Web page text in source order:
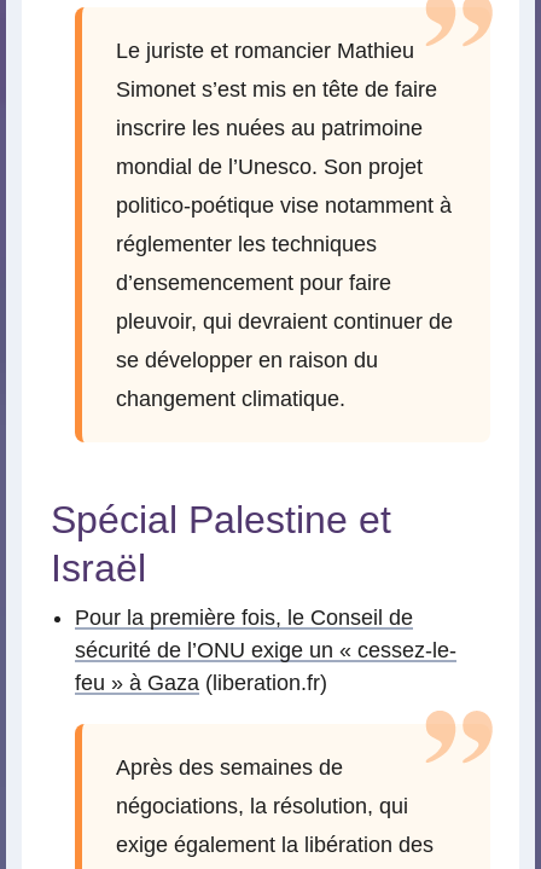
Le juriste et romancier Mathieu
Simonet s’est mis en tête de faire
inscrire les nuées au patrimoine
mondial de l’Unesco. Son projet
politico-poétique vise notamment à
réglementer les techniques
d’ensemencement pour faire
pleuvoir, qui devraient continuer de
se développer en raison du
changement climatique.
Spécial Palestine et
Israël
Pour la première fois, le Conseil de
sécurité de l’ONU exige un « cessez-le-
feu » à Gaza (liberation.fr)
Après des semaines de
négociations, la résolution, qui
exige également la libération des